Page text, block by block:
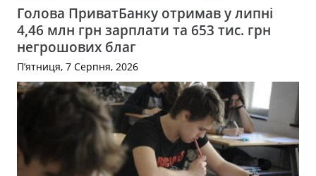
Голова ПриватБанку отримав у липні
4,46 млн грн зарплати та 653 тис. грн
негрошових благ
П’ятниця, 7 Серпня, 2026